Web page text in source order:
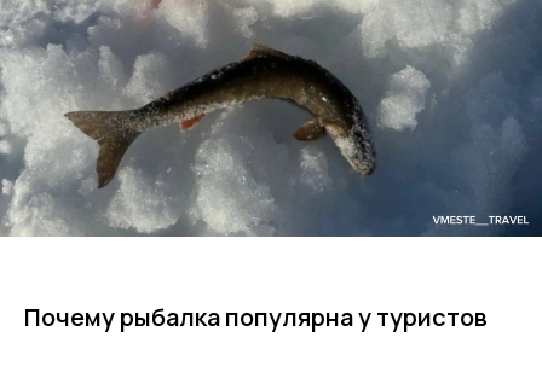
Почему рыбалка популярна у туристов